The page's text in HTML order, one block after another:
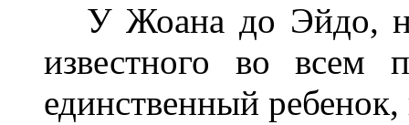
У Жоана до Эйдо,
известного во всем
единственный